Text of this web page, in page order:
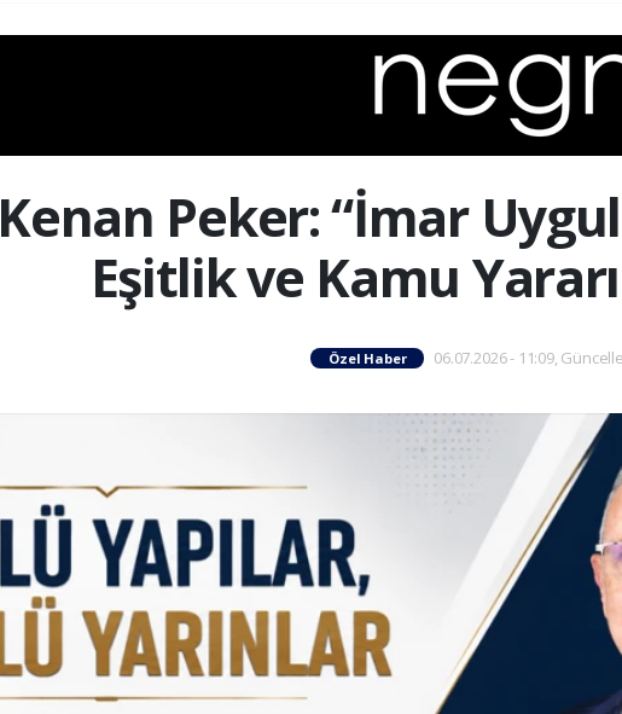
Kenan Peker: “İmar
Eşitlik ve Kamu
Özel Haber 06.07.2026 - 11:09,